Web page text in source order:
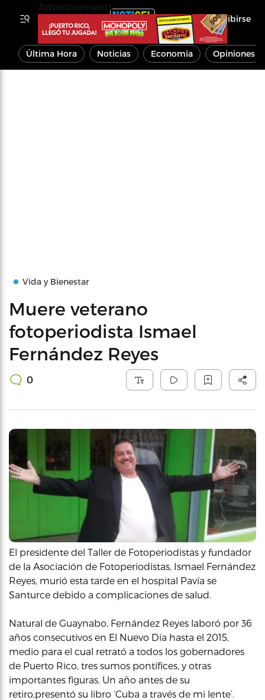
Inscribirse
Última Hora Noticias Economía Opiniones
Vida y Bienestar
Muere veterano
fotoperiodista Ismael
Fernández Reyes
0
El presidente del Taller de Fotoperiodistas y fundador
de la Asociación de Fotoperiodistas, Ismael Fernández
Reyes, murió esta tarde en el hospital Pavía se
Santurce debido a complicaciones de salud.
Natural de Guaynabo, Fernández Reyes laboró por 36
años consecutivos en El Nuevo Día hasta el 2015,
medio para el cual retrató a todos los gobernadores
de Puerto Rico, tres sumos pontífices, y otras
importantes figuras. Un año antes de su
retiro,presentó su libro ‘Cuba a través de mi lente’.
Advertisements